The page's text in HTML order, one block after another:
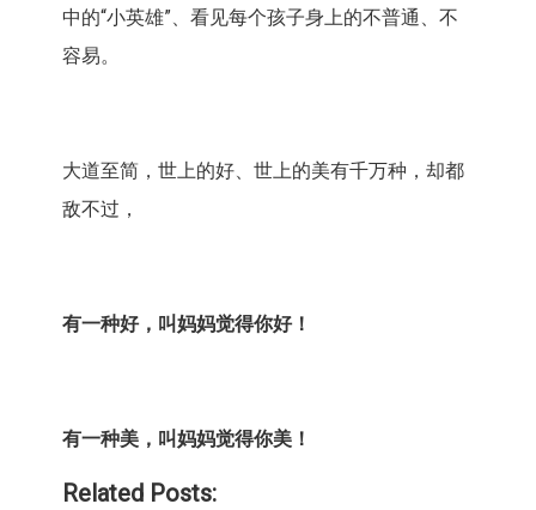
中的“小英雄”、看见每个孩子身上的不普通、不
容易。
大道至简，世上的好、世上的美有千万种，却都
敌不过，
有一种好，叫妈妈觉得你好！
有一种美，叫妈妈觉得你美！
Related Posts: